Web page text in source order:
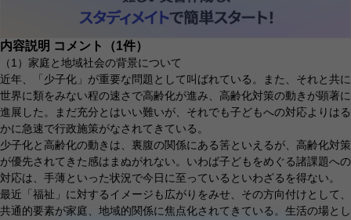
内容説明 コメント（1件）
（1）家庭と地域社会の背景について
近年、「少子化」が重要な問題として叫ばれている。また、それと共に
世界に類をみない程の速さで高齢化が進み、高齢化対策の動きが顕著に
進展した。まだ充分とはいい難いが、それでも子どもへの対応よりはる
かに急速で行政施策がなされてきている。
少子化と高齢化の動きは、裏腹の関係にある筈といえるが、高齢化対策
が優先されてきた感はまぬがれない。いわば子どもをめぐる諸課題への
対応は、手薄といった状況で今日に至っているといわざるを得ない。
最近「福祉」に対するイメージも広がりをみせ、その方向付けとして、
共通的要素が家庭、地域的関係に焦点化されてきている。生活の場とし